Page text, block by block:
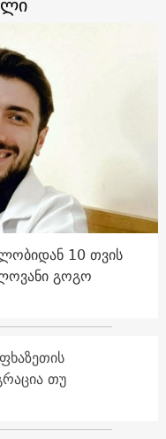
10 თვის
გოგო
თუ